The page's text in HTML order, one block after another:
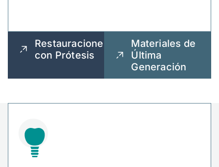
Restauraciones
con Prótesis
Materiales de
Última
Generación